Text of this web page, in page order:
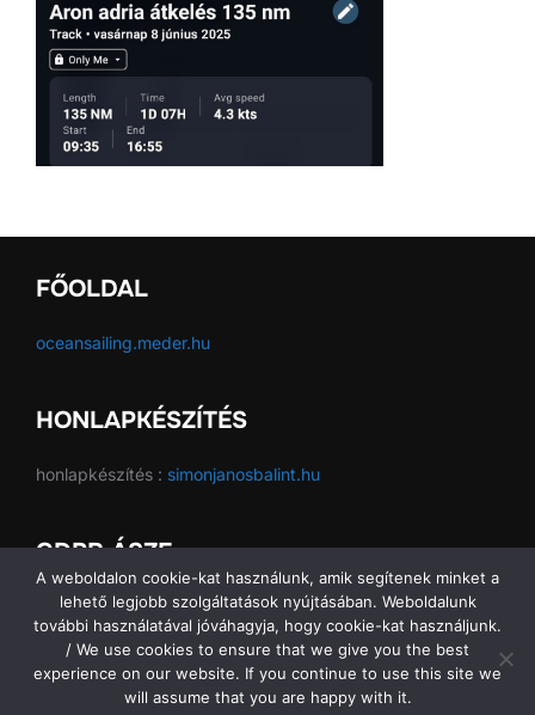
FŐOLDAL
oceansailing.meder.hu
HONLAPKÉSZÍTÉS
honlapkészítés : simonjanosbalint.hu
GDPR ÁSZF
GDPR ÁSZF
A weboldalon cookie-kat használunk, amik segítenek minket a
lehető legjobb szolgáltatások nyújtásában. Weboldalunk
további használatával jóváhagyja, hogy cookie-kat használjunk.
/ We use cookies to ensure that we give you the best
experience on our website. If you continue to use this site we
will assume that you are happy with it.